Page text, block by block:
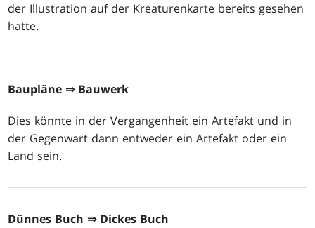
der Illustration auf der Kreaturenkarte bereits gesehen
hatte.
Baupläne ⇒ Bauwerk
Dies könnte in der Vergangenheit ein Artefakt und in
der Gegenwart dann entweder ein Artefakt oder ein
Land sein.
Dünnes Buch ⇒ Dickes Buch